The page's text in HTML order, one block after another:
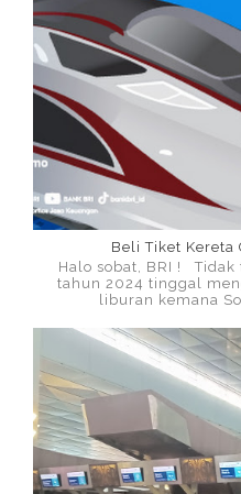
Beli Tiket Kereta
Halo sobat, BRI !
tahun 2024 tinggal
liburan kemana